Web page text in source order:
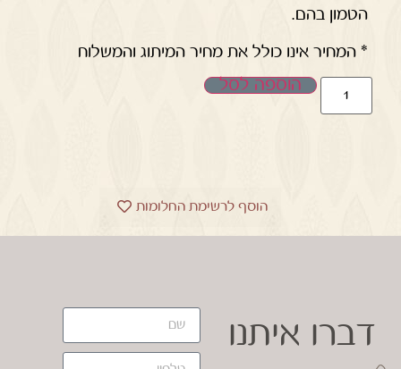
הטמון בהם.
* המחיר אינו כולל את מחיר המיתוג והמשלוח
הוספה לסל
הוסף לרשימת החלומות
דברו איתנו